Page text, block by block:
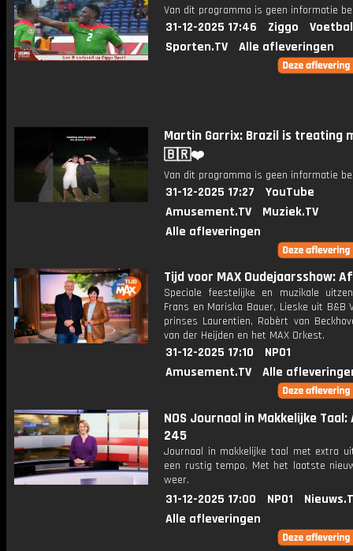
Van dit programma is geen informatie
31-12-2025 17:46 Ziggo
Sporten.TV
Alle afleveringen
Martin Garrix: Brazil is treating
🇧🇷❤️
Van dit programma is geen informatie
31-12-2025 17:27
YouTube
Amusement.TV
Muziek.TV
Alle afleveringen
Tijd voor MAX Oudejaarsshow:
Speciale feestelijke en muzikale
Frans en Mariska Bauer, Lieske uit B&B
prinses Laurentien, Robèrt van
van der Heijden en het MAX Orkest.
31-12-2025 17:10
NPO1
Amusement.TV
Alle
NOS Journaal in Makkelijke Taal:
245
Journaal in makkelijke taal met extra
een rustig tempo. Met het laatste
weer.
31-12-2025 17:00 NPO1
Alle afleveringen